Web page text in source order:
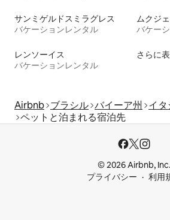
サンミゲルドスミラグレス
バケーションレンタル
ムクジ
バケー
レンソーイス
バケーションレンタル
さらに
Airbnb ブラシル バイーア州
イ
ペットと泊まれる宿泊先
© 2026 Airbnb, Inc.
プライバシー
利用